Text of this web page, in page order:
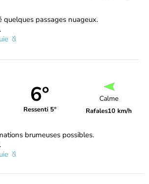
quelques passages nuageux.
6°
Ressenti 5°
Calme
Rafales10 km/h
brumeuses possibles.